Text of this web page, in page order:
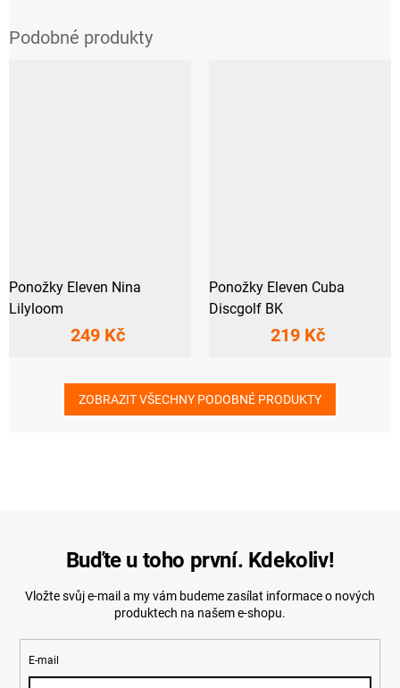
Ponožky Eleven Nina
Lilyloom
249 Kč
Ponožky Eleven Cuba
Discgolf BK
219 Kč
ZOBRAZIT VŠECHNY PODOBNÉ PRODUKTY
Buďte u toho první. Kdekoliv!
Vložte svůj e-mail a my vám budeme zasílat informace o nových
produktech na našem e-shopu.
E-mail